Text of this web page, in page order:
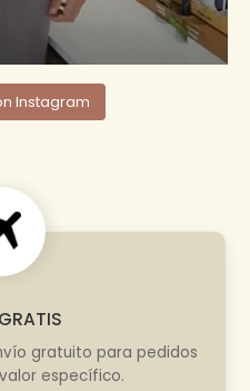
Instagram
gratuito para pedidos
específico.